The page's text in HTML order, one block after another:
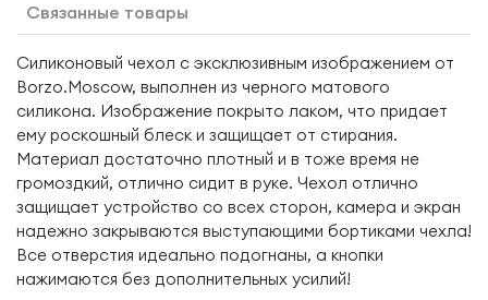
Связанные товары
Силиконовый чехол с эксклюзивным изображением от
Borzo.Moscow, выполнен из черного матового
силикона. Изображение покрыто лаком, что придает
ему роскошный блеск и защищает от стирания.
Материал достаточно плотный и в тоже время не
громоздкий, отлично сидит в руке. Чехол отлично
защищает устройство со всех сторон, камера и экран
надежно закрываются выступающими бортиками чехла!
Все отверстия идеально подогнаны, а кнопки
нажимаются без дополнительных усилий!